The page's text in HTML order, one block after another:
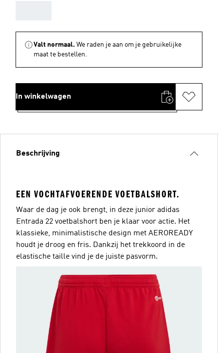
Valt normaal. We raden je aan om je gebruikelijke
maat te bestellen.
In winkelwagen
Beschrijving
EEN VOCHTAFVOERENDE VOETBALSHORT.
Waar de dag je ook brengt, in deze junior adidas
Entrada 22 voetbalshort ben je klaar voor actie. Het
klassieke, minimalistische design met AEROREADY
houdt je droog en fris. Dankzij het trekkoord in de
elastische taille vind je de juiste pasvorm.